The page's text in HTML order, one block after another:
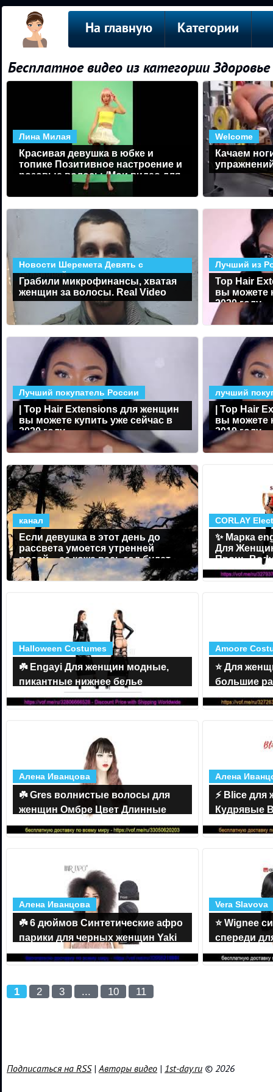
На главную Категории
Бесплатное видео из категории Здоровье
Лина Милая
Красивая девушка в юбке и
топике Позитивное настроение и
розовые волосы /Мои видео для
тебя на фоне
Welcome
Качаем
Новости Шеремета Девять с
половиной
Грабили микрофинансы, хватая
женщин за волосы. Real Video
Лучший из
Top Hair
вы можете
2020 году
Лучший покупатель России
| Top Hair Extensions для женщин
вы можете купить уже сейчас в
2020 году
лучший
| Top Hair
вы можете
2019 году
канал
Если девушка в этот день до
рассвета умоется утренней
росой – ее кожа весь год будет
чистой и свеже
CORLAY
✨ Марка
Для
Пронь
Halloween Costumes
☘️ Engayi Для женщин модные,
пикантные нижнее белье
выдалбливают длинное платье
Искусственная кожа
Amoore
⭐️ Для
большие
Алена Иванцова
☘️ Gres волнистые волосы для
женщин Омбре Цвет Длинные
Омбре парики с челкой
синтетические шиньоны
Алена
⚡️ Blice
Кудрявые
24 2 шт
Алена Иванцова
☘️ 6 дюймов Синтетические афро
парики для черных женщин Yaki
прямые короткие волосы
пушистый бескле
Vera Slavova
⭐️ Wignee
спереди
мягкие
1 2 3 ... 10 11
Подписаться на RSS|Авторы видео | 1st-day.ru © 2026